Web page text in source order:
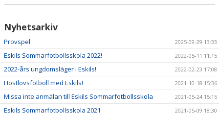
Nyhetsarkiv
Provspel 2025-09-29 13:33
Eskils Sommarfotbollsskola 2022! 2022-05-11 11:15
2022-års ungdomsläger i Eskils! 2022-02-23 17:08
Höstlovsfotboll med Eskils! 2021-10-18 15:36
Missa inte anmälan till Eskils Sommarfotbollsskola 2021-05-24 15:15
Eskils Sommarfotbollsskola 2021 2021-05-09 18:30